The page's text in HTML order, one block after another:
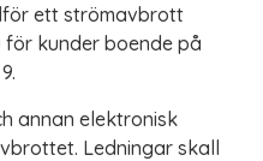
ett strömavbrott
för kunder boende på
annan elektronisk
Ledningar skall